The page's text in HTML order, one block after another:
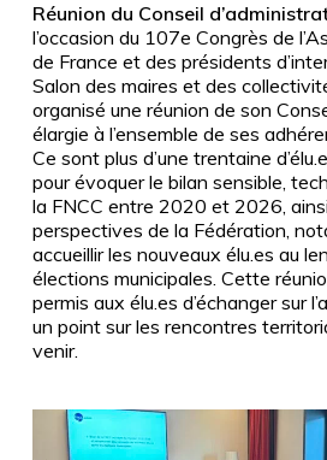
Réunion du Conseil
l’occasion du 107e Congrès de
de France et des présidents
Salon des maires et des
organisé une réunion de son
élargie à l’ensemble de ses
Ce sont plus d’une trentaine
pour évoquer le bilan sensible,
la FNCC entre 2020 et 2026,
perspectives de la Fédération,
accueillir les nouveaux élu.es au
élections municipales. Cette
permis aux élu.es d’échanger sur
un point sur les rencontres
venir.